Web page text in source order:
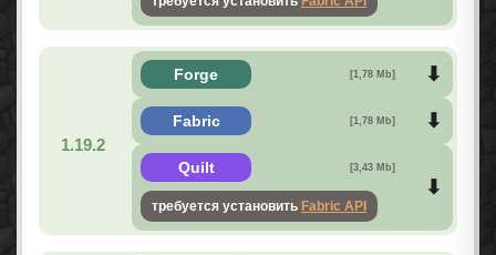
1.19.2
Forge [1,78 Mb]
Fabric [1,78 Mb]
Quilt [3,43 Mb]
требуется установить Fabric API